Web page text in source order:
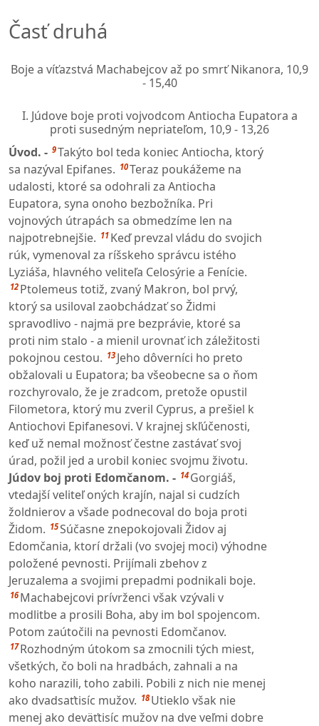
Časť druhá
Boje a víťazstvá Machabejcov až po smrť Nikanora, 10,9
- 15,40
I. Júdove boje proti vojvodcom Antiocha Eupatora a
proti susedným nepriateľom, 10,9 - 13,26
Úvod. - 9Takýto bol teda koniec Antiocha, ktorý
sa nazýval Epifanes. 10Teraz poukážeme na
udalosti, ktoré sa odohrali za Antiocha
Eupatora, syna onoho bezbožníka. Pri
vojnových útrapách sa obmedzíme len na
najpotrebnejšie. 11 Keď prevzal vládu do svojich
rúk, vymenoval za ríšskeho správcu istého
Lyziáša, hlavného veliteľa Celosýrie a Fenície.
12 Ptolemeus totiž, zvaný Makron, bol prvý,
ktorý sa usiloval zaobchádzať so Židmi
spravodlivo - najmä pre bezprávie, ktoré sa
proti nim stalo - a mienil urovnať ich záležitosti
pokojnou cestou. 13 Jeho dôverníci ho preto
obžalovali u Eupatora; ba všeobecne sa o ňom
rozchyrovalo, že je zradcom, pretože opustil
Filometora, ktorý mu zveril Cyprus, a prešiel k
Antiochovi Epifanesovi. V krajnej skľúčenosti,
keď už nemal možnosť čestne zastávať svoj
úrad, požil jed a urobil koniec svojmu životu.
Júdov boj proti Edomčanom. - 14 Gorgiáš,
vtedajší veliteľ oných krajín, najal si cudzích
žoldnierov a všade podnecoval do boja proti
Židom. 15Súčasne znepokojovali Židov aj
Edomčania, ktorí držali (vo svojej moci) výhodne
položené pevnosti. Prijímali zbehov z
Jeruzalema a svojimi prepadmi podnikali boje.
16 Machabejcovi prívrženci však vzývali v
modlitbe a prosili Boha, aby im bol spojencom.
Potom zaútočili na pevnosti Edomčanov.
17 Rozhodným útokom sa zmocnili tých miest,
všetkých, čo boli na hradbách, zahnali a na
koho narazili, toho zabili. Pobili z nich nie menej
ako dvadsaťtisíc mužov. 18 Utieklo však nie
menej ako deväťtisíc mužov na dve veľmi dobre